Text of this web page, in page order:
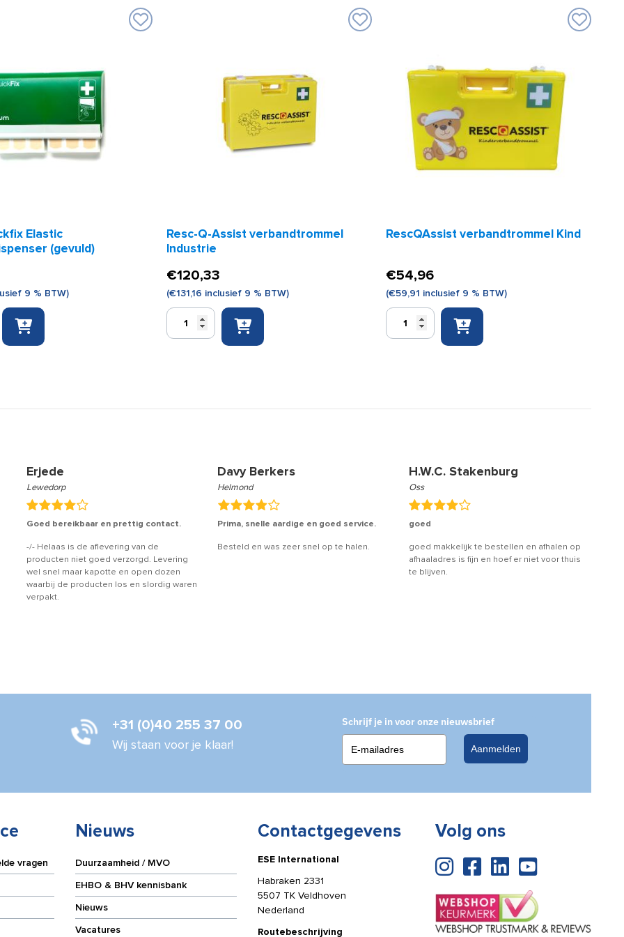
aantal
Elastic
(gevuld)
9 % BTW)
Resc-Q-Assist verbandtrommel
Industrie
€120,33
(€131,16 inclusief 9 % BTW)
Resc-
RescQAssist verbandtrommel Kind
€54,96
(€59,91 inclusief 9 % BTW)
RescQAssist
verbandtrommel
Erjede
Lewedorp
Goed bereikbaar en prettig contact.
-/- Helaas is de aflevering van de
producten niet goed verzorgd. Levering
wel snel maar kapotte en open dozen
waarbij de producten los en slordig waren
verpakt.
Davy Berkers
Helmond
Prima, snelle aardige en goed service.
Besteld en was zeer snel op te halen.
H.W.C. Stakenburg
Oss
goed
goed makkelijk te bestellen en afhalen op
afhaaladres is fijn en hoef er niet voor thuis
te blijven.
+31 (0)40 255 37 00
Wij staan voor je klaar!
Schrijf je in voor onze nieuwsbrief
Aanmelden
vragen
Nieuws
Duurzaamheid / MVO
EHBO & BHV kennisbank
Nieuws
Vacatures
Contactgegevens
ESE International
Habraken 2331
5507 TK Veldhoven
Nederland
Routebeschrijving
Volg ons